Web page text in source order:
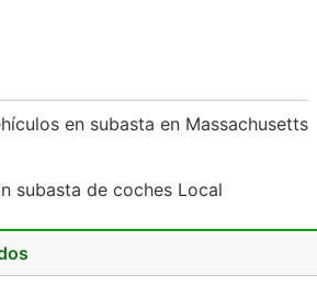
en subasta en Massachusetts
subasta de coches Local